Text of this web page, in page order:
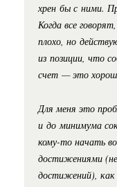
хрен бы с ними.
Когда все
плохо, но
из позиции, что
счет — это
Для меня это
и до минимума
кому-то начать
достижениями
достижений), как